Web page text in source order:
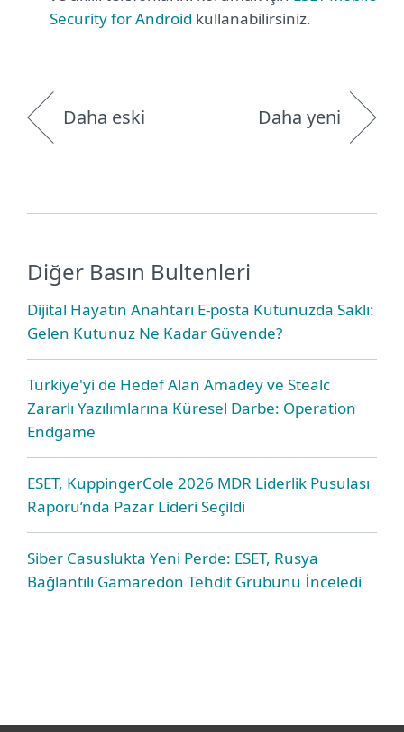
Security for Android kullanabilirsiniz.
Daha eski Daha yeni
Diğer Basın Bultenleri
Dijital Hayatın Anahtarı E-posta Kutunuzda Saklı:
Gelen Kutunuz Ne Kadar Güvende?
Türkiye'yi de Hedef Alan Amadey ve Stealc
Zararlı Yazılımlarına Küresel Darbe: Operation
Endgame
ESET, KuppingerCole 2026 MDR Liderlik Pusulası
Raporu’nda Pazar Lideri Seçildi
Siber Casuslukta Yeni Perde: ESET, Rusya
Bağlantılı Gamaredon Tehdit Grubunu İnceledi